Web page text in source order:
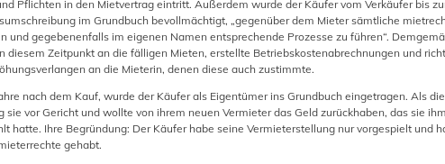
Pflichten in den Mietvertrag eintritt. Außerdem wurde der Käufer vom Verkäufer bis
im Grundbuch bevollmächtigt, „gegenüber dem Mieter sämtliche
und gegebenenfalls im eigenen Namen entsprechende Prozesse zu führen“.
diesem Zeitpunkt an die fälligen Mieten, erstellte Betriebskostenabrechnungen und
an die Mieterin, denen diese auch zustimmte.
nach dem Kauf, wurde der Käufer als Eigentümer ins Grundbuch eingetragen. Als
sie vor Gericht und wollte von ihrem neuen Vermieter das Geld zurückhaben, das sie
hatte. Ihre Begründung: Der Käufer habe seine Vermieterstellung nur vorgespielt und
gehabt.